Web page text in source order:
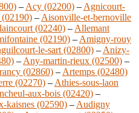
– Acy (02200) – Agnicourt-
– Aisonville-et-bernoville
(02240) – Allemant
(02190) – Amigny-rouy
le-sart (02800) – Anizy-
– Any-martin-rieux (02500) –
(02860) – Artemps (02480)
(02270) – Athies-sous-laon
aux-bois (02420) –
kaisnes (02590) – Audigny